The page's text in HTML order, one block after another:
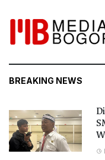
BREAKING NEWS
Bogor Dorong
Bursa Kerja dan Jiwa
Yang Lalu